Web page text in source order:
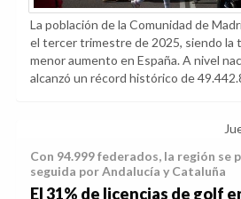
La población de la Comunidad de
el tercer trimestre de 2025, siendo la
menor aumento en España. A nivel
alcanzó un récord histórico de
Con 94.999 federados, la región se
seguida por Andalucía y Cataluña
El 31% de licencias de golf